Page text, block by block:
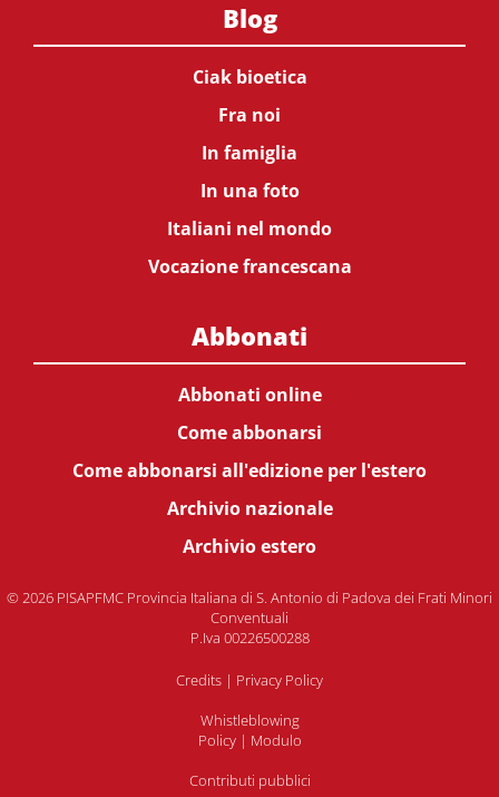
Blog
Ciak bioetica
Fra noi
In famiglia
In una foto
Italiani nel mondo
Vocazione francescana
Abbonati
Abbonati online
Come abbonarsi
Come abbonarsi all'edizione per l'estero
Archivio nazionale
Archivio estero
© 2026 PISAPFMC Provincia Italiana di S. Antonio di Padova dei Frati Minori
Conventuali
P.Iva 00226500288
Credits | Privacy Policy
Whistleblowing
Policy| Modulo
Contributi pubblici